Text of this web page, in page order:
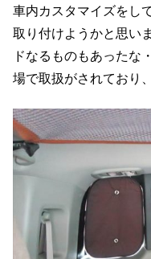
車内カスタマイズをし
取り付けようかと思い
ドなるものもあったな
場で取扱がされており